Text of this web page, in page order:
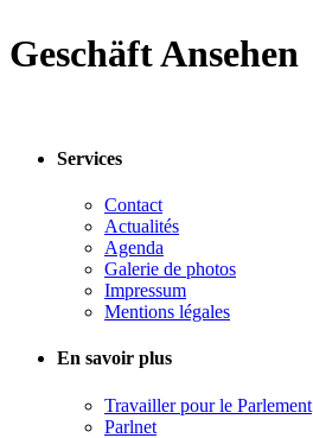
Geschäft Ansehen
Services
Contact
Actualités
Agenda
Galerie de photos
Impressum
Mentions légales
En savoir plus
Travailler pour le Parlement
Parlnet